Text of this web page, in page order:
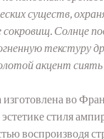
существ,
сокровищ. Солнце
текстуру
акцент сиять
изготовлена во
эстетике стиля
воспроизводя